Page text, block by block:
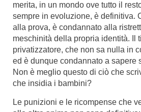
merita, in un mondo ove tutto il
sempre in evoluzione, è definitiva.
alla prova, è condannato alla
meschinità della propria identità. Il
privatizzatore, che non sa nulla in
ed è dunque condannato a sapere
Non è meglio questo di ciò che
che insidia i bambini?
Le punizioni e le ricompense che